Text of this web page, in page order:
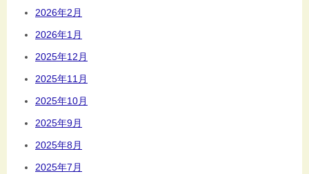
2026年2月
2026年1月
2025年12月
2025年11月
2025年10月
2025年9月
2025年8月
2025年7月